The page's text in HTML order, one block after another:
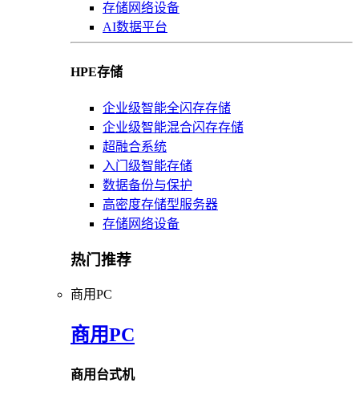
存储网络设备
AI数据平台
HPE存储
企业级智能全闪存存储
企业级智能混合闪存存储
超融合系统
入门级智能存储
数据备份与保护
高密度存储型服务器
存储网络设备
热门推荐
商用PC
商用PC
商用台式机